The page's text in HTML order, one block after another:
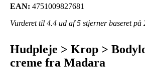
EAN: 4751009827681
Vurderet til 4.4 ud af 5 stjerner baseret på
Hudpleje > Krop >
creme fra Madara